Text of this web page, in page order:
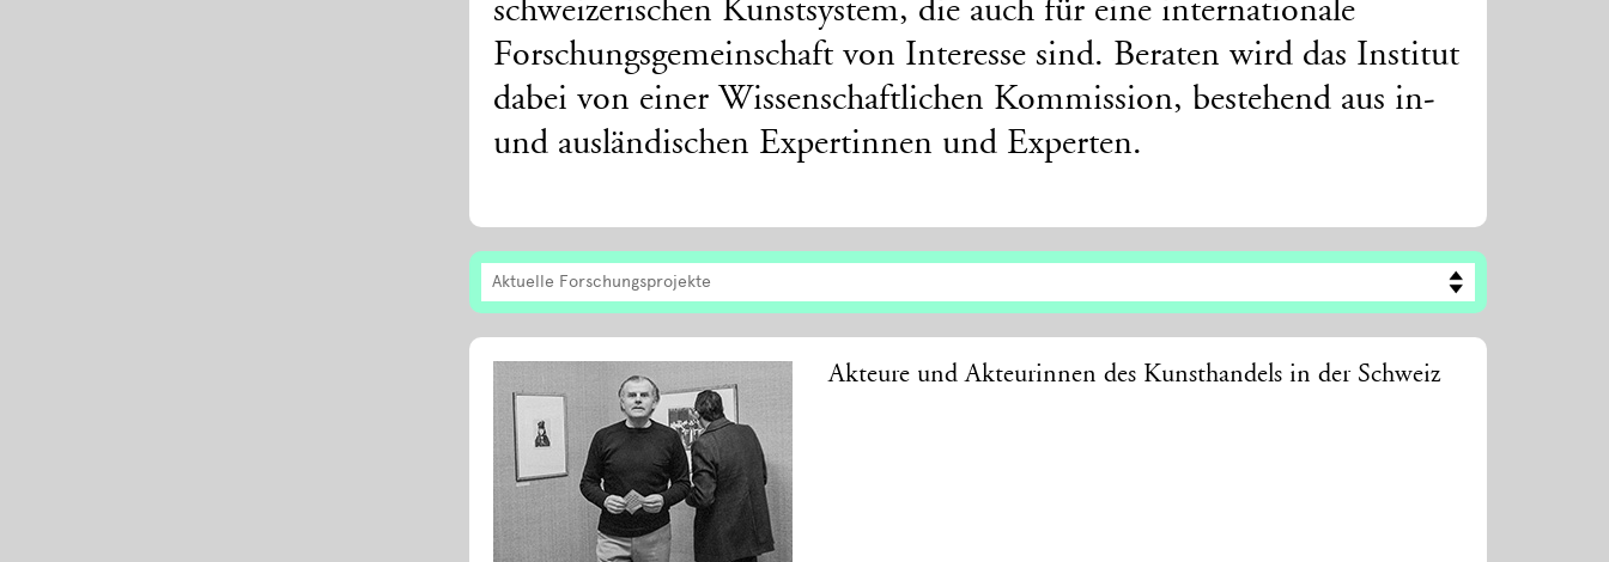
schweizerischen Kunstsystem, die auch für eine internationale
Forschungsgemeinschaft von Interesse sind. Beraten wird das Institut
dabei von einer Wissenschaftlichen Kommission, bestehend aus in-
und ausländischen Expertinnen und Experten.
Aktuelle Forschungsprojekte
Akteure und Akteurinnen des Kunsthandels in der Schweiz